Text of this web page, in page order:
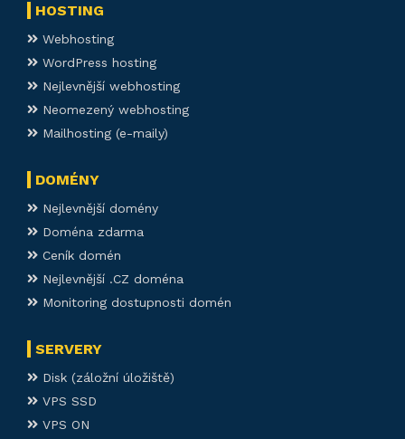
HOSTING
Webhosting
WordPress hosting
Nejlevnější webhosting
Neomezený webhosting
Mailhosting (e-maily)
DOMÉNY
Nejlevnější domény
Doména zdarma
Ceník domén
Nejlevnější .CZ doména
Monitoring dostupnosti domén
SERVERY
Disk (záložní úložiště)
VPS SSD
VPS ON